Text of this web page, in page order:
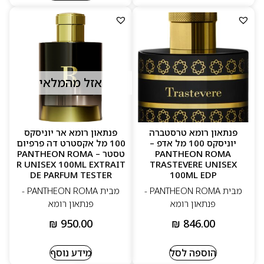
פנתאון רומא טרסטברה
יוניסקס 100 מל אדפ –
PANTHEON ROMA
TRASTEVERE UNISEX
100ML EDP
מבית PANTHEON ROMA -
פנתאון רומא
₪ 846.00
הוספה לסל
אזל מהמלאי
פנתאון רומא אר יוניסקס
100 מל אקסטרט דה פרפיום
טסטר – PANTHEON ROMA
R UNISEX 100ML EXTRAIT
DE PARFUM TESTER
מבית PANTHEON ROMA -
פנתאון רומא
₪ 950.00
מידע נוסף